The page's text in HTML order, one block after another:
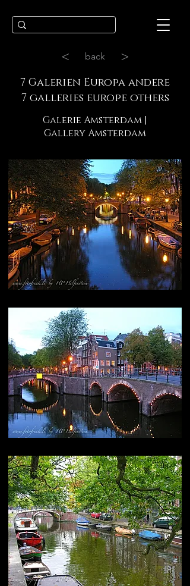
< back >
7 Galerien Europa andere
7 galleries europe others
Galerie Amsterdam |
Gallery Amsterdam